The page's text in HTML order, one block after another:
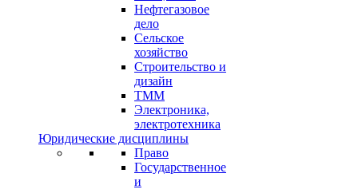
Нефтегазовое
дело
Сельское
хозяйство
Строительство и
дизайн
ТММ
Электроника,
электротехника
Юридические дисциплины
Право
Государственное
и